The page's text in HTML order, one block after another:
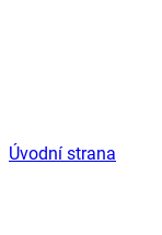
Úvodní strana